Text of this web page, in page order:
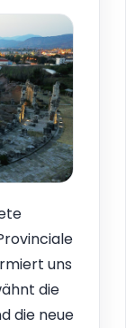
uns
die
die neue